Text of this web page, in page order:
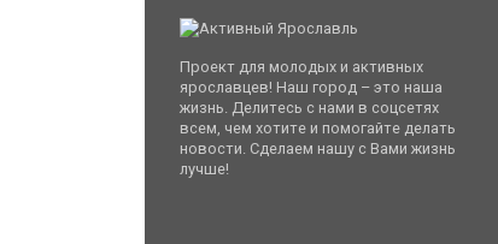
Проект для молодых и активных
ярославцев! Наш город – это наша
жизнь. Делитесь с нами в соцсетях
всем, чем хотите и помогайте делать
новости. Сделаем нашу с Вами жизнь
лучше!